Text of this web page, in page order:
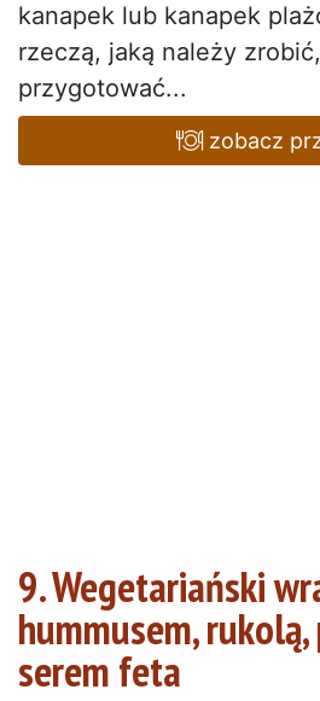
kanapek lub kanapek
rzeczą, jaką należy
przygotować...
zobacz
9. Wegetariański
hummusem,
serem feta